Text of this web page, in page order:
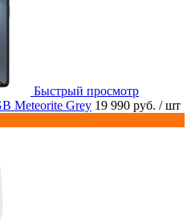
Быстрый просмотр
Meteorite Grey 19 990 руб. / шт